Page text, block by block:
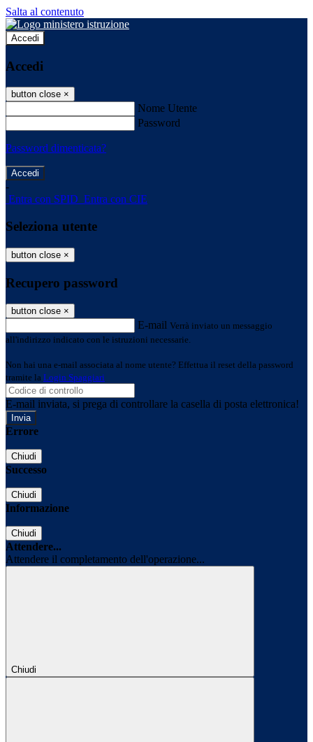
Salta al contenuto
Accedi
Accedi
button close ×
Nome Utente
Password
Password dimenticata?
-
Entra con SPID Entra con CIE
Seleziona utente
button close ×
Recupero password
button close ×
E-mail Verrà inviato un messaggio
all'indirizzo indicato con le istruzioni necessarie.
Non hai una e-mail associata al nome utente? Effettua il reset della password
tramite la Login Spaggiari
E-mail inviata, si prega di controllare la casella di posta elettronica!
Errore
Chiudi
Successo
Chiudi
Informazione
Chiudi
Attendere...
Attendere il completamento dell'operazione...
Chiudi